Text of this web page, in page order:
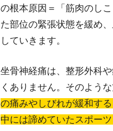
の根本原因＝「筋肉のし
た部位の緊張状態を緩め
していきます。
坐骨神経痛は、整形外科
くありません。そのよう
の痛みやしびれが緩和す
中には諦めていたスポー